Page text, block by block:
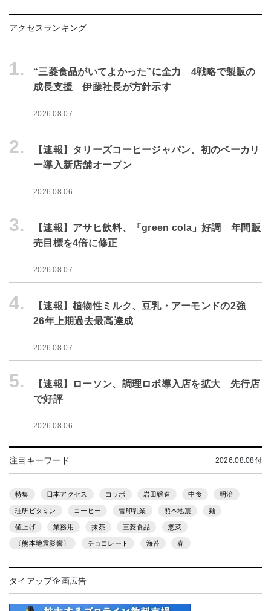
アクセスランキング
1.
“三菱食品がいてよかった”に全力 4戦略で製販の
成長支援 伊藤社長が方針示す
2026.08.07
2.
【速報】タリーズコーヒージャパン、初のベーカリ
ー導入新店舗オープン
2026.08.06
3.
【速報】アサヒ飲料、「green cola」好調 年間販
売目標を4倍に修正
2026.08.07
4.
【速報】植物性ミルク、豆乳・アーモンドの2強
26年上期過去最高達成
2026.08.07
5.
【速報】ローソン、調理ロボ導入店を拡大 先行店
で好評
2026.08.06
注目キーワード 2026.08.08付
特集 日本アクセス コラボ 岩田醸造 中食 明治
理研ビタミン コーヒー 雪印乳業 熊本地震 麺
値上げ 業務用 抹茶 三菱食品 惣菜
〔熊本地震影響〕 チョコレート 海苔 春
タイアップ企画広告